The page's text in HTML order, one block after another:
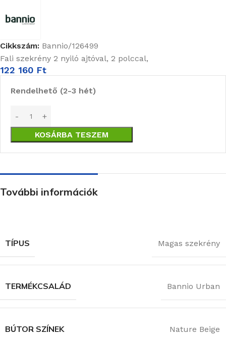
Cikkszám: Bannio/126499
Fali szekrény 2 nyiló ajtóval, 2 polccal,
122 160 Ft
Rendelhető (2-3 hét)
KOSÁRBA TESZEM
További információk
TÍPUS Magas szekrény
TERMÉKCSALÁD Bannio Urban
BÚTOR SZÍNEK Nature Beige